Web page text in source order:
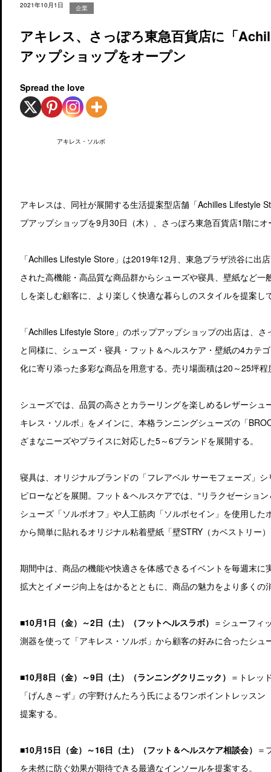
2021年10月1日 企業
アキレス、さっぽろ東急百貨店に「
アップショップをオープン
Spread the love
アキレス・ソルボ
アキレスは、同社が展開する生活提案型店舗「Achilles Lifestyle
プアップショップを9月30日（木）、さっぽろ東急百貨店1階に
「Achilles Lifestyle Store」は2019年12月、東急プラザ渋谷に出
された高機能・高品質な商品群からシューズや寝具、壁紙など
しを楽しむ顧客に、より楽しく快適な暮らしのスタイルを提案し
「Achilles Lifestyle Store」のポップアップショップの出店は、
と同様に、シューズ・寝具・フット＆ヘルスケア・壁紙の4カテ
化に寄り添った多彩な商品を用意する。売り場面積は20～25坪程
シューズでは、品質の高さとカラーリングを楽しめるレザーシ
キレス・ソルボ」をメインに、本格ランニングシューズの「
ざまなニーズやプライスに対応した5～6ブランドを展開する。
寝具は、オリジナルブランドの「フレアベル サーモフェーズ」
ピローなどを展開。フット＆ヘルスケアでは、“リラクゼーショ
シューズ「ソルボオフ」や人工筋肉「ソルボセイン」を使用し
から簡単に貼れるオリジナル粘着壁紙「壁STRY（カベストリー
期間中は、商品の機能や快適さを体感できるイベントを毎週末
拡大とイメージ向上をはかるとともに、商品の魅力をより多くの
■10月1日（金）～2日（土）（フットヘルスラボ） ＝シューフィ
測器を使って「アキレス・ソルボ」から顧客の好みに合ったシュ
■10月8日（金）～9日（土）（ランニングクリニック） ＝トレッ
「げんき～ず」の宇野けんたろう氏によるワンポイントレッス
提案する。
■10月15日（金）～16日（土）（フット＆ヘルスケア相談会） ＝
を未然に防ぐ効果が期待できる最適なインソールを提案する。